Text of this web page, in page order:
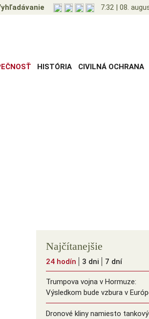
7:32 | 08.
HISTÓRIA CIVILNÁ OCHRANA
Najčítanejšie
24 hodín 3 dni 7 dní
Trumpova vojna v Hormuze:
Výsledkom bude vzbura v
Dronové kliny namiesto